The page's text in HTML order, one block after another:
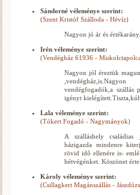
Sándorné véleménye szerint:
(Szent Kristóf Szálloda - Hévíz)
Nagyon jó ár és
Irén véleménye szerint:
(Vendégház 61936 -
Nagyon jól éreztük
vendégfogadók,a szállás
igényt
Lala véleménye szerint:
(Tókert Fogadó - Nagymányok)
A szálláshely
házigazda mindenre
rövid idõ ellenére is-
hétvégénket. Köszönet érte.
Károly véleménye szerint:
(Csillagkert Magánszállás -